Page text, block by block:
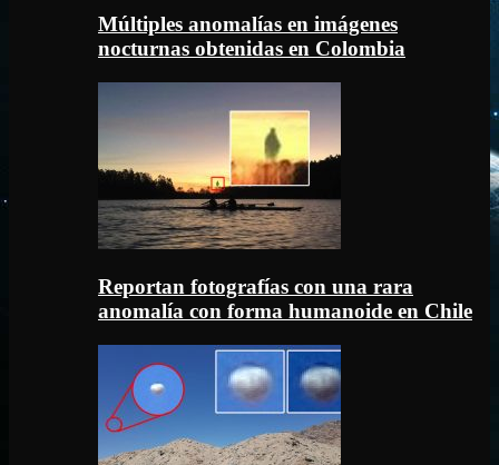
Múltiples anomalías en imágenes
nocturnas obtenidas en Colombia
Reportan fotografías con una rara
anomalía con forma humanoide en Chile